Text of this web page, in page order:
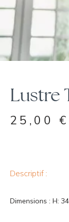
Lustre
25,00 €
Descriptif :
Dimensions : H: